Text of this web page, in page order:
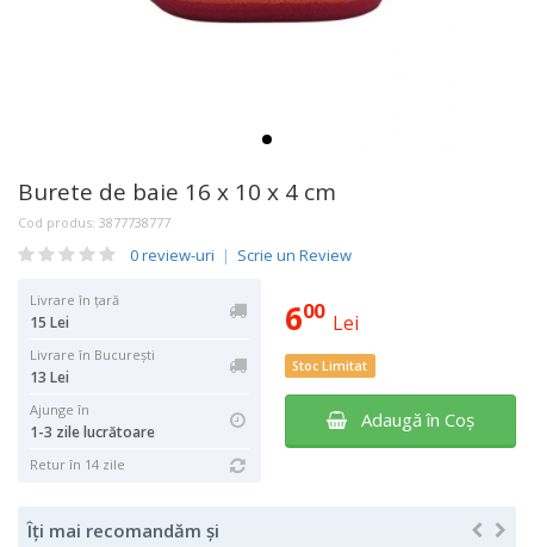
Burete de baie 16 x 10 x 4 cm
Cod produs: 3877738777
0 review-uri | Scrie un Review
Livrare în țară
15 Lei
Livrare în București
13 Lei
Ajunge în
1-3 zile lucrătoare
Retur în 14 zile
600 Lei
Stoc Limitat
Adaugă în Coş
Îți mai recomandăm și